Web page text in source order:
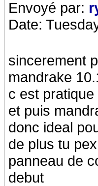
Envoyé par:
Date:
sincerement
mandrake
c est
et puis
donc ideal
de plus tu
panneau de
debut